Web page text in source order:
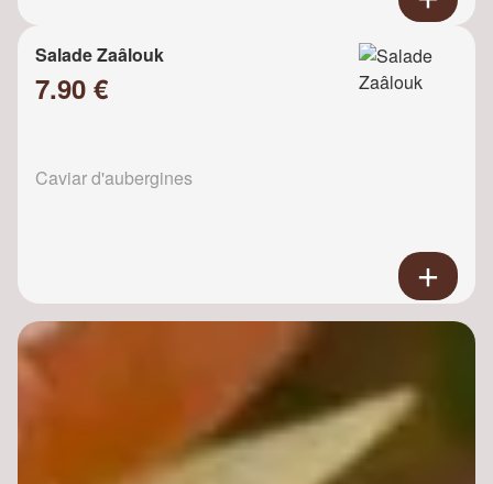
Salade Zaâlouk
7.90 €
Caviar d'aubergines